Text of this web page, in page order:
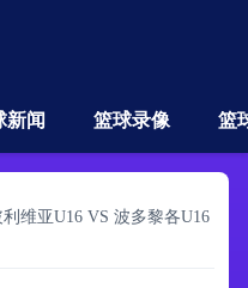
新闻 篮球录像 篮
利维亚U16 VS 波多黎各U16